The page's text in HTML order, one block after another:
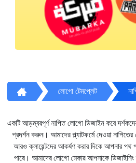
লোগো টেমপ্লেট
একটি আড়ম্বরপূর্ণ নাপিত লোগো ডিজাইন করে
প্রদর্শন করুন। আমাদের প্ল্যাটফর্মে দেওয়া
আরও ক্লায়েন্টদের আকর্ষণ করার দিকে আপনার
পারে। আমাদের লোগো মেকার আপনাকে